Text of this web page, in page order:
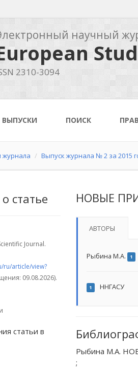
научный
2310-3094
ВЫПУСКИ ПОИСК
журнала Выпуск журнала № 2 за 2015
статье
Journal.
ru/article/view?
09.08.2026).
статьи в
НОВЫЕ
АВТОРЫ
Рыбина М.А. 1
1 ННГАСУ
Рыбина М.А.
;